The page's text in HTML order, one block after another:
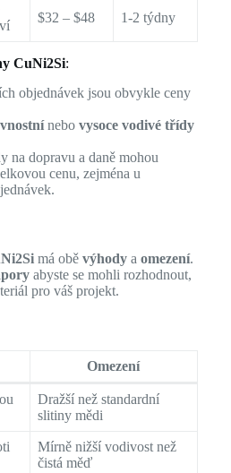
$32 – $48 1-2 týdny
CuNi2Si:
objednávek jsou obvykle ceny
nebo vysoce vodivé třídy
na dopravu a daně mohou
cenu, zejména u
má obě výhodya omezení.
abyste se mohli rozhodnout,
pro váš projekt.
Omezení
Dražší než standardní
slitiny mědi
Mírně nižší vodivost než
čistá měď